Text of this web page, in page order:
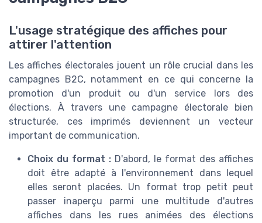
L'usage stratégique des affiches pour
attirer l'attention
Les affiches électorales jouent un rôle crucial dans les
campagnes B2C, notamment en ce qui concerne la
promotion d'un produit ou d'un service lors des
élections. À travers une campagne électorale bien
structurée, ces imprimés deviennent un vecteur
important de communication.
Choix du format : D'abord, le format des affiches
doit être adapté à l'environnement dans lequel
elles seront placées. Un format trop petit peut
passer inaperçu parmi une multitude d'autres
affiches dans les rues animées des élections